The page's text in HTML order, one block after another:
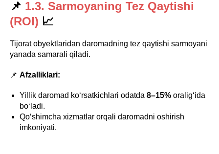
📌 1.3. Sarmoyaning Tez Qaytishi
(ROI) 📈
Tijorat obyektlaridan daromadning tez qaytishi sarmoyani
yanada samarali qiladi.
📌 Afzalliklari:
Yillik daromad ko‘rsatkichlari odatda 8–15% oralig‘ida
bo‘ladi.
Qo‘shimcha xizmatlar orqali daromadni oshirish
imkoniyati.